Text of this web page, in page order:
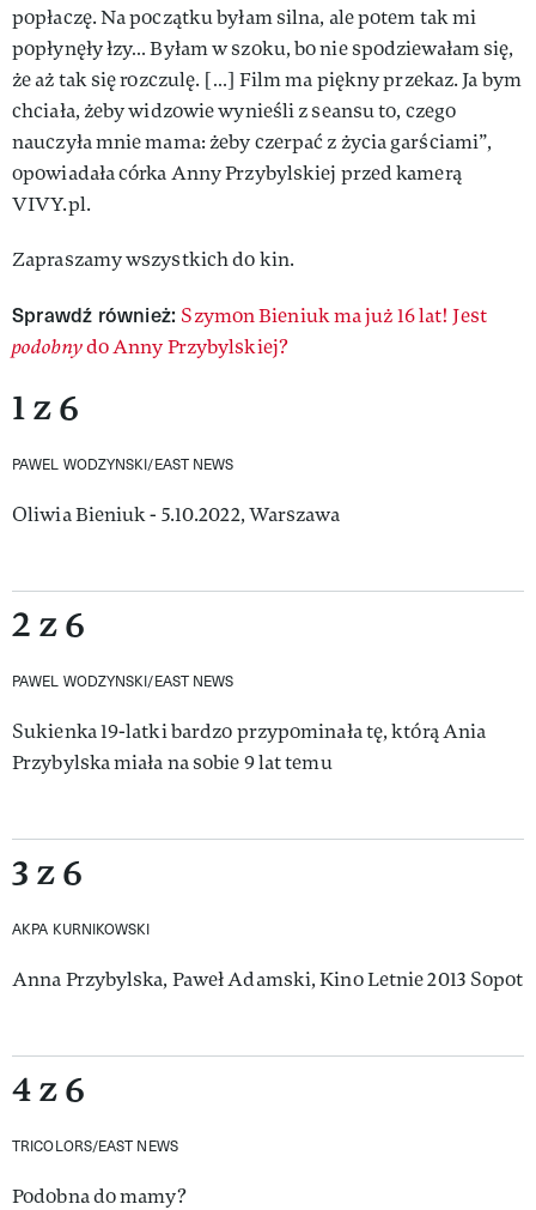
popłaczę. Na początku byłam silna, ale potem tak mi
popłynęły łzy… Byłam w szoku, bo nie spodziewałam się,
że aż tak się rozczulę. […] Film ma piękny przekaz. Ja bym
chciała, żeby widzowie wynieśli z seansu to, czego
nauczyła mnie mama: żeby czerpać z życia garściami”,
opowiadała córka Anny Przybylskiej przed kamerą
VIVY.pl.
Zapraszamy wszystkich do kin.
Sprawdź również: Szymon Bieniuk ma już 16 lat! Jest
podobnydo Anny Przybylskiej?
1 z 6
PAWEL WODZYNSKI/EAST NEWS
Oliwia Bieniuk - 5.10.2022, Warszawa
2 z 6
PAWEL WODZYNSKI/EAST NEWS
Sukienka 19-latki bardzo przypominała tę, którą Ania
Przybylska miała na sobie 9 lat temu
3 z 6
AKPA KURNIKOWSKI
Anna Przybylska, Paweł Adamski, Kino Letnie 2013 Sopot
4 z 6
TRICOLORS/EAST NEWS
Podobna do mamy?